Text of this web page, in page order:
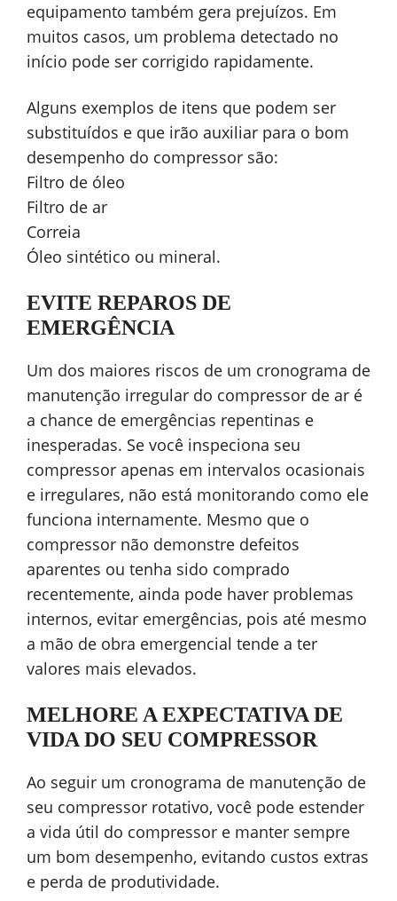
equipamento também gera prejuízos. Em
muitos casos, um problema detectado no
início pode ser corrigido rapidamente.
Alguns exemplos de itens que podem ser
substituídos e que irão auxiliar para o bom
desempenho do compressor são:
Filtro de óleo
Filtro de ar
Correia
Óleo sintético ou mineral.
EVITE REPAROS DE
EMERGÊNCIA
Um dos maiores riscos de um cronograma de
manutenção irregular do compressor de ar é
a chance de emergências repentinas e
inesperadas. Se você inspeciona seu
compressor apenas em intervalos ocasionais
e irregulares, não está monitorando como ele
funciona internamente. Mesmo que o
compressor não demonstre defeitos
aparentes ou tenha sido comprado
recentemente, ainda pode haver problemas
internos, evitar emergências, pois até mesmo
a mão de obra emergencial tende a ter
valores mais elevados.
MELHORE A EXPECTATIVA DE
VIDA DO SEU COMPRESSOR
Ao seguir um cronograma de manutenção de
seu compressor rotativo, você pode estender
a vida útil do compressor e manter sempre
um bom desempenho, evitando custos extras
e perda de produtividade.